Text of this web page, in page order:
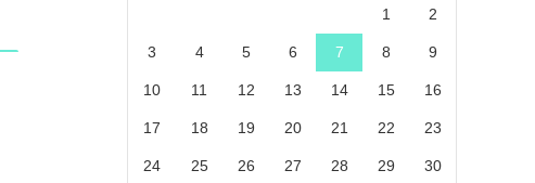
1 2
3 4 5 6 7 8 9
10 11 12 13 14 15 16
17 18 19 20 21 22 23
24 25 26 27 28 29 30